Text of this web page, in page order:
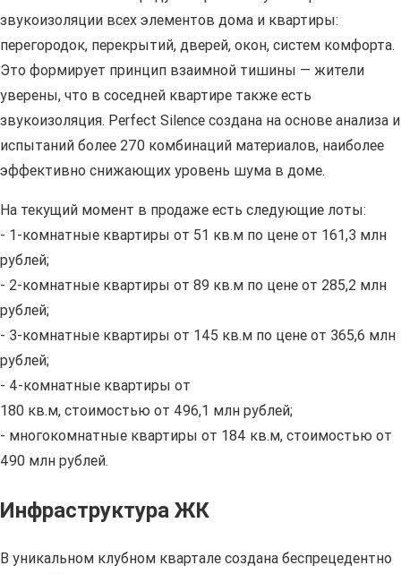
звукоизоляции всех элементов дома и квартиры:
перегородок, перекрытий, дверей, окон, систем комфорта.
Это формирует принцип взаимной тишины — жители
уверены, что в соседней квартире также есть
звукоизоляция. Perfect Silence создана на основе анализа и
испытаний более 270 комбинаций материалов, наиболее
эффективно снижающих уровень шума в доме.
На текущий момент в продаже есть следующие лоты:
- 1-комнатные квартиры от 51 кв.м по цене от 161,3 млн
рублей;
- 2-комнатные квартиры от 89 кв.м по цене от 285,2 млн
рублей;
- 3-комнатные квартиры от 145 кв.м по цене от 365,6 млн
рублей;
- 4-комнатные квартиры от
180 кв.м, стоимостью от 496,1 млн рублей;
- многокомнатные квартиры от 184 кв.м, стоимостью от
490 млн рублей.
Инфраструктура ЖК
В уникальном клубном квартале создана беспрецедентно